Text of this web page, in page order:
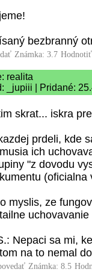
bezbranný
Známka: 3.7
realita
_jupiii | Pridané:
skrat... iskra
prdeli, kde
ich
"z dovodu
(oficialna
myslis, ze
uchovavanie
Nepaci sa mi,
na to nemal
Známka: 8.5